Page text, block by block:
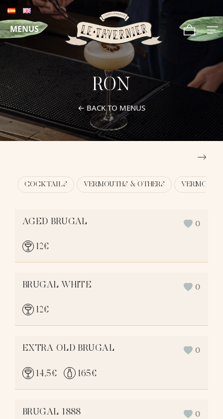
MENUS
RON
← BACK TO MENUS
COCKTAILS VERMOUTHS & OTHERS
AGED BRUGAL 0
12€
BRUGAL WHITE 0
12€
EXTRA OLD BRUGAL 0
14,5€ 165€
BRUGAL 1888 0